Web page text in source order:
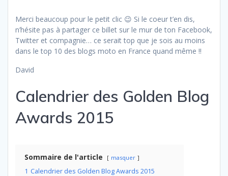
Merci beaucoup pour le petit clic 😉 Si le coeur t’en dis,
n’hésite pas à partager ce billet sur le mur de ton Facebook,
Twitter et compagnie… ce serait top que je sois au moins
dans le top 10 des blogs moto en France quand même !!
David
Calendrier des Golden Blog
Awards 2015
Sommaire de l'article masquer
1 Calendrier des Golden Blog Awards 2015